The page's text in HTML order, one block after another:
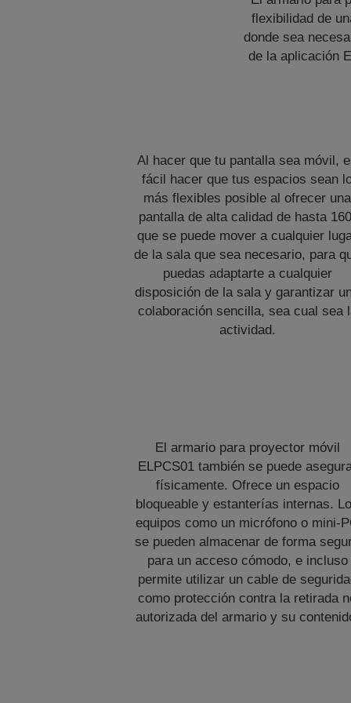
flexibilidad de
donde sea
de la aplicación
Al hacer que tu pantalla sea móvil,
fácil hacer que tus espacios sean
más flexibles posible al ofrecer una
pantalla de alta calidad de hasta
que se puede mover a cualquier
de la sala que sea necesario, para
puedas adaptarte a cualquier
disposición de la sala y garantizar
colaboración sencilla, sea cual sea
actividad.
El armario para proyector móvil
ELPCS01 también se puede
físicamente. Ofrece un espacio
bloqueable y estanterías internas.
equipos como un micrófono o mini-
se pueden almacenar de forma
para un acceso cómodo, e incluso
permite utilizar un cable de
como protección contra la retirada
autorizada del armario y su